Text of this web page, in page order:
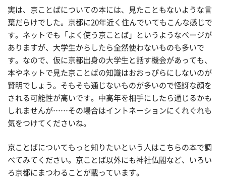
実は、京ことばについての本には、見たこともないような言
葉だらけでした。京都に20年近く住んでいてもこんな感じで
す。ネットでも「よく使う京ことば」というようなページが
ありますが、大学生からしたら全然使わないものも多いで
す。なので、仮に京都出身の大学生と話す機会があっても、
本やネットで見た京ことばの知識はおおっぴらにしないのが
賢明でしょう。そもそも通じないものが多いので怪訝な顔を
される可能性が高いです。中高年を相手にしたら通じるかも
しれませんが……その場合はイントネーションにくれぐれも
気をつけてくださいね。
京ことばについてもっと知りたいという人はこちらの本で調
べてみてください。京ことば以外にも神社仏閣など、いろい
ろ京都にまつわることが載っています。